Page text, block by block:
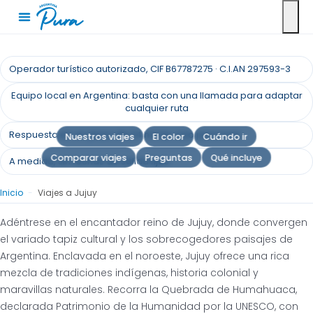
Viajes a Jujuy
Jujuy al Descubierto: Un viaje por la joya oculta
de cultura y naturaleza de Argentina
Nuestros viajes El color
Cuándo ir
Comparar viajes
Preguntas Qué incluye
Operador turístico autorizado, CIF B67787275 · C.I.AN 297593-3
Equipo local en Argentina: basta con una llamada para adaptar
cualquier ruta
Respuesta en un plazo de 24 horas; solo personas.
A medida, sin fechas de salida fijas
Inicio - Viajes a Jujuy
Adéntrese en el encantador reino de Jujuy, donde convergen
el variado tapiz cultural y los sobrecogedores paisajes de
Argentina. Enclavada en el noroeste, Jujuy ofrece una rica
mezcla de tradiciones indígenas, historia colonial y
maravillas naturales. Recorra la Quebrada de Humahuaca,
declarada Patrimonio de la Humanidad por la UNESCO, con